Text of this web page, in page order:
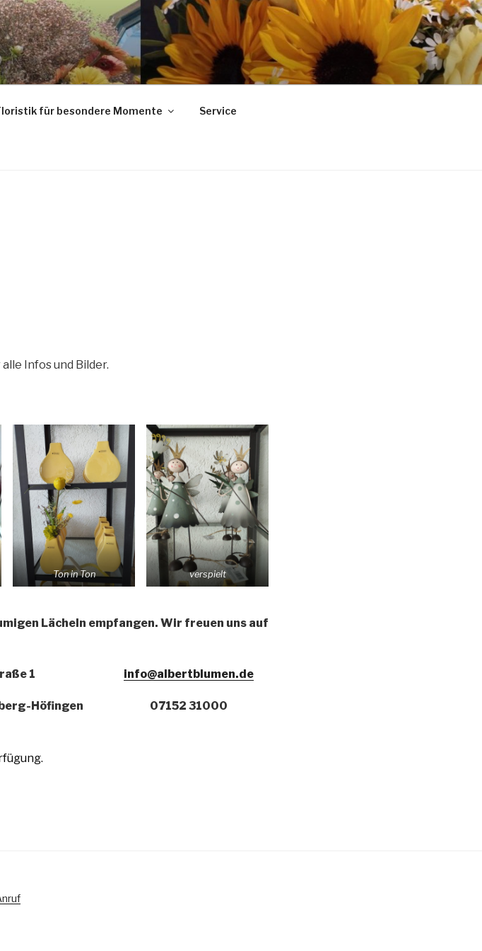
für besondere Momente Service
Infos und Bilder.
Ton in Ton verspielt
Lächeln empfangen. Wir freuen uns auf
1
Höfingen
info@albertblumen.de
07152 31000